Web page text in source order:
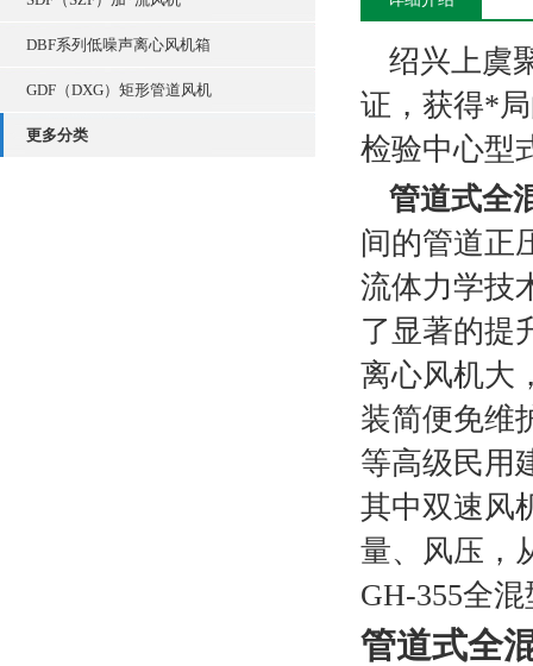
DBF系列低噪声离心风机箱
GDF（DXG）矩形管道风机
更多分类
绍兴上虞
证，获得*
检验中心型
管道式全
间的管道正
流体力学技
了显著的提
离心风机大
装简便免维
等高级民用
其中双速风
量、风压，
GH-355全
管道式全